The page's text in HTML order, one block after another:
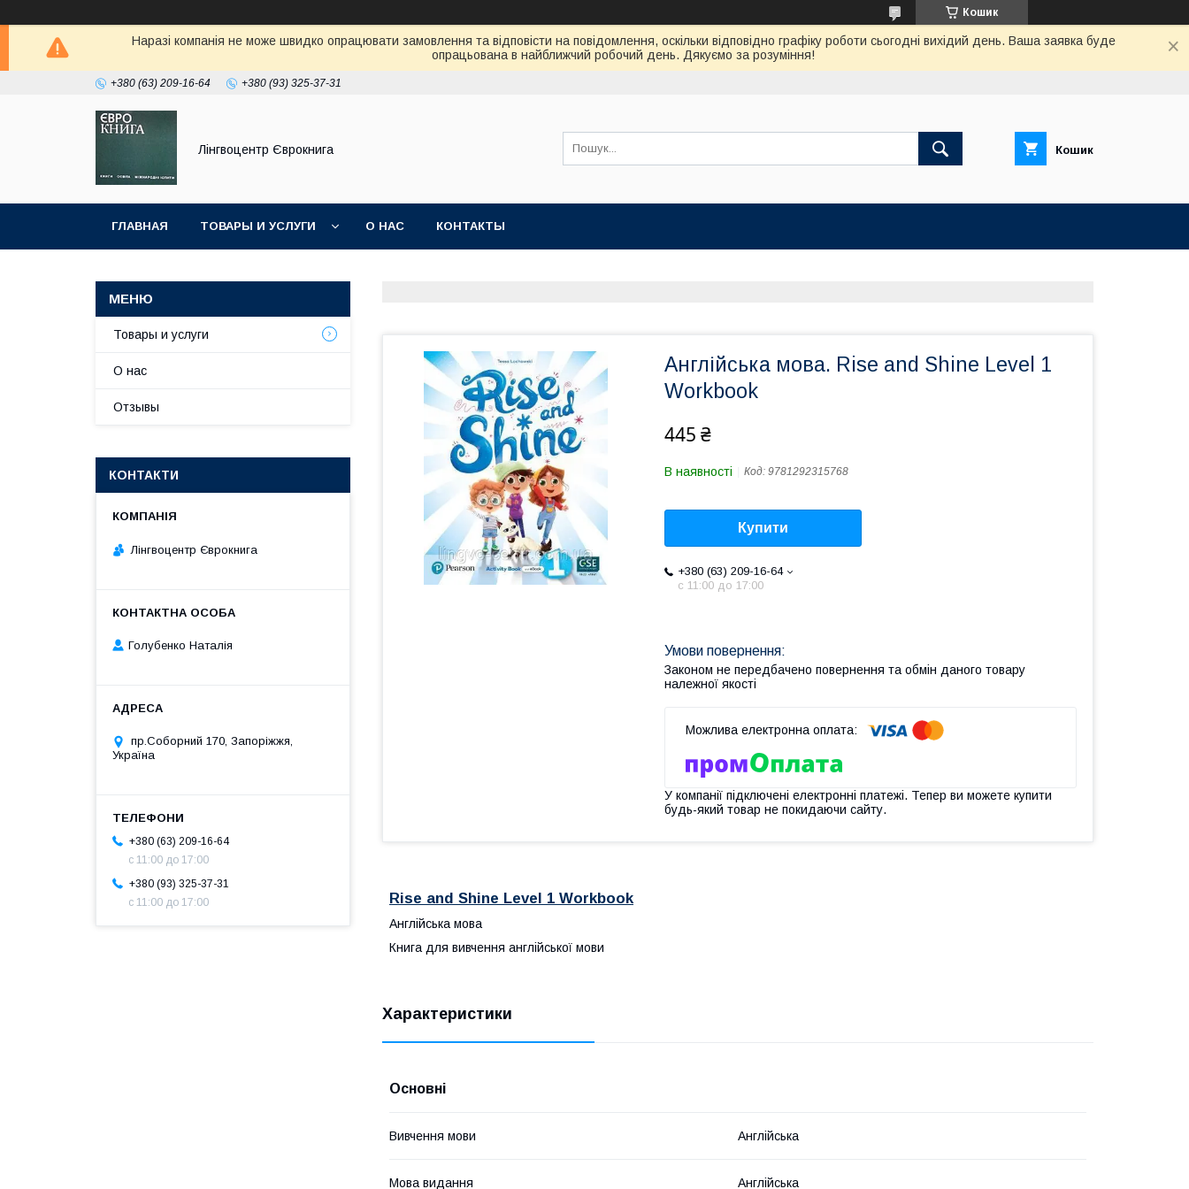
Кошик
Наразі компанія не може швидко опрацювати замовлення та відповісти на повідомлення, оскільки відповідно графіку роботи сьогодні вихідий день. Ваша заявка буде
опрацьована в найближчий робочий день. Дякуємо за розуміння!
+380 (63) 209-16-64 +380 (93) 325-37-31
Лінгвоцентр Єврокнига Кошик
ГЛАВНАЯ ТОВАРЫ И УСЛУГИ О НАС КОНТАКТЫ
Англійська мова. Rise and Shine Level 1
Workbook
445 ₴
В наявності Код: 9781292315768
Купити
+380 (63) 209-16-64
с 11:00 до 17:00
Законом не передбачено повернення та обмін даного товару
належної якості
У компанії підключені електронні платежі. Тепер ви можете купити
будь-який товар не покидаючи сайту.
Rise and Shine Level 1 Workbook
Англійська мова
Книга для вивчення англійської мови
Характеристики
Основні
Вивчення мови Англійська
Мова видання Англійська
Товары и услуги
О нас
Отзывы
КОНТАКТИ
Лінгвоцентр Єврокнига
Голубенко Наталія
пр.Соборний 170, Запоріжжя,
Україна
+380 (63) 209-16-64
с 11:00 до 17:00
+380 (93) 325-37-31
с 11:00 до 17:00